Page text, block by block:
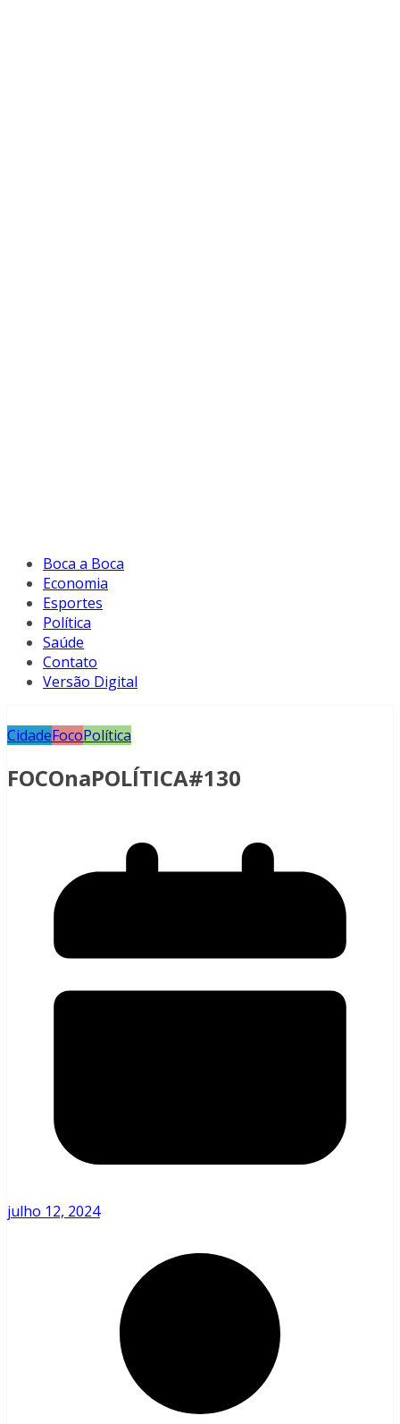
Boca a Boca
Economia
Esportes
Política
Saúde
Contato
Versão Digital
CidadeFocoPolítica
FOCOnaPOLÍTICA#130
julho 12, 2024